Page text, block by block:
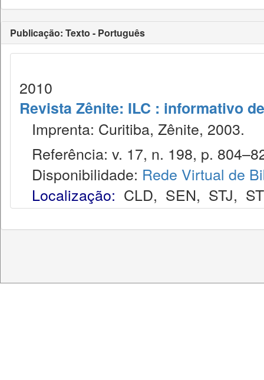
Publicação: Texto - Português
2010
Revista Zênite: ILC : informativo
Imprenta: Curitiba, Zênite, 2003.
Referência: v. 17, n. 198, p.
Disponibilidade: Rede Virtual de
Localização: CLD, SEN, STJ,